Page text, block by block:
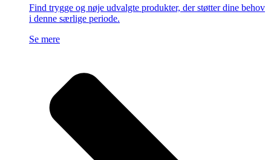
Find trygge og nøje udvalgte produkter, der støtter dine behov
i denne særlige periode.
Se mere